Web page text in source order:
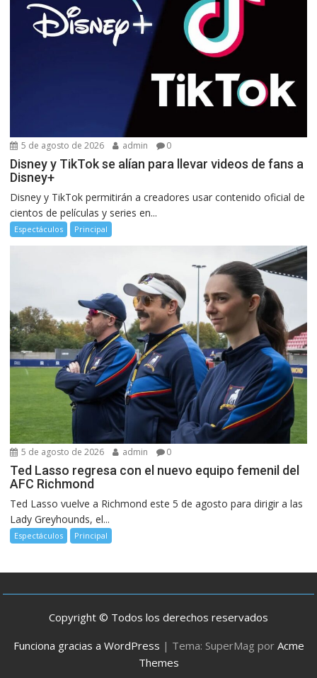
5 de agosto de 2026 admin 0
Disney y TikTok se alían para llevar videos de fans a
Disney+
Disney y TikTok permitirán a creadores usar contenido oficial de
cientos de películas y series en...
Espectáculos Principal
5 de agosto de 2026 admin 0
Ted Lasso regresa con el nuevo equipo femenil del
AFC Richmond
Ted Lasso vuelve a Richmond este 5 de agosto para dirigir a las
Lady Greyhounds, el...
Espectáculos Principal
Copyright © Todos los derechos reservados
Funciona gracias a WordPress | Tema: SuperMag por Acme
Themes